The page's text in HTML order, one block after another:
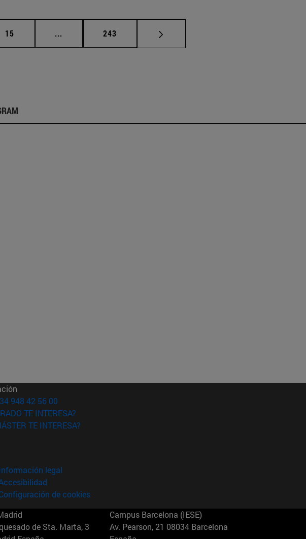
Página
15 ... Páginas intermedias Use TAB para desplazarse.
Página
243
948 42 56 00
TE INTERESA?
TE INTERESA?
legal
de cookies
de Sta. Marta, 3
Campus Barcelona (IESE)
Av. Pearson, 21 08034 Barcelona